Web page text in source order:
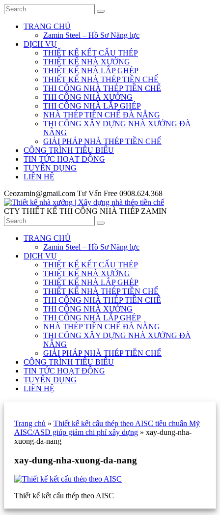
TRANG CHỦ
Zamin Steel – Hồ Sơ Năng lực
DỊCH VỤ
THIẾT KẾ KẾT CẤU THÉP
THIẾT KẾ NHÀ XƯỞNG
THIẾT KẾ NHÀ LẮP GHÉP
THIẾT KẾ NHÀ THÉP TIỀN CHẾ
THI CÔNG NHÀ THÉP TIỀN CHẾ
THI CÔNG NHÀ XƯỞNG
THI CÔNG NHÀ LẮP GHÉP
NHÀ THÉP TIỀN CHẾ ĐÀ NẴNG
THI CÔNG XÂY DỰNG NHÀ XƯỞNG ĐÀ
NẴNG
GIẢI PHÁP NHÀ THÉP TIỀN CHẾ
CÔNG TRÌNH TIÊU BIỂU
TIN TỨC HOẠT ĐỘNG
TUYỂN DỤNG
LIÊN HỆ
Ceozamin@gmail.com Tư Vấn Free 0908.624.368
CTY THIẾT KẾ THI CÔNG NHÀ THÉP ZAMIN
TRANG CHỦ
Zamin Steel – Hồ Sơ Năng lực
DỊCH VỤ
THIẾT KẾ KẾT CẤU THÉP
THIẾT KẾ NHÀ XƯỞNG
THIẾT KẾ NHÀ LẮP GHÉP
THIẾT KẾ NHÀ THÉP TIỀN CHẾ
THI CÔNG NHÀ THÉP TIỀN CHẾ
THI CÔNG NHÀ XƯỞNG
THI CÔNG NHÀ LẮP GHÉP
NHÀ THÉP TIỀN CHẾ ĐÀ NẴNG
THI CÔNG XÂY DỰNG NHÀ XƯỞNG ĐÀ
NẴNG
GIẢI PHÁP NHÀ THÉP TIỀN CHẾ
CÔNG TRÌNH TIÊU BIỂU
TIN TỨC HOẠT ĐỘNG
TUYỂN DỤNG
LIÊN HỆ
Trang chủ » Thiết kế kết cấu thép theo AISC tiêu chuẩn Mỹ
AISC/ASD giúp giảm chi phí xây dựng » xay-dung-nha-
xuong-da-nang
xay-dung-nha-xuong-da-nang
Thiết kế kết cấu thép theo AISC